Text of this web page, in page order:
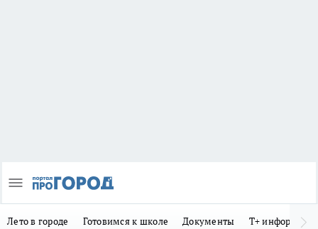
Лето в городе Готовимся к школе Документы Т+